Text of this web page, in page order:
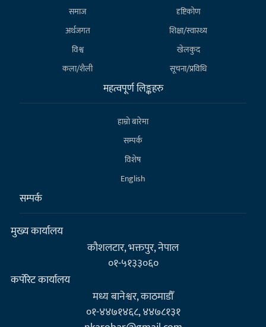
समाज
दृष्टिकोण
अर्थजगत
शिक्षा/स्वास्थ्य
विश्व
खेलकुद
कला/शैली
सूचना/प्रविधि
महत्वपूर्ण लिङ्कहरु
हाम्राे बारेमा
सम्पर्क
विशेष
English
सम्पर्क
मुख्य कार्यालय
कौशलटार, भक्तपुर, नेपाल
०१-५१३३०६०
कर्पाेरेट कार्यालय
मध्य बानेश्वर, काठमाडौँ
०१-४४७१४६८, ४४७८१३१